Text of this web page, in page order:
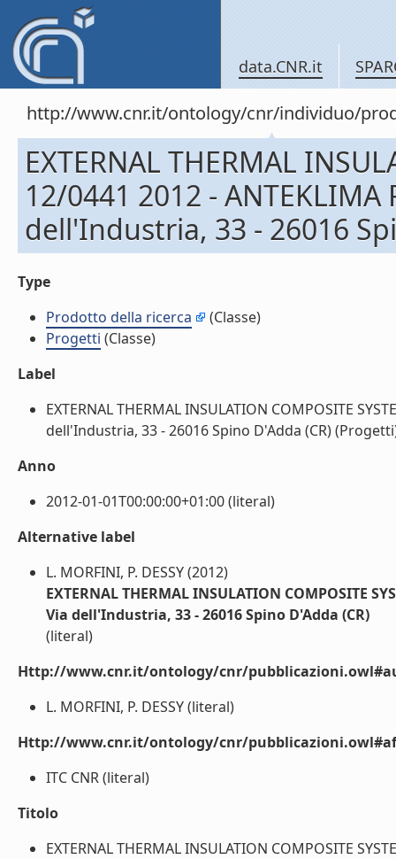
data.CNR.it
http://www.cnr.it/ontology/cnr/individuo/
EXTERNAL THERMAL
12/0441 2012 - ANTEKLIMA
dell'Industria, 33 - 26016
Type
Prodotto della ricerca
(Classe)
Progetti (Classe)
Label
EXTERNAL THERMAL INSULATION COMPOSITE
dell'Industria, 33 - 26016 Spino D'Adda (CR)
Anno
2012-01-01T00:00:00+01:00 (literal)
Alternative label
L. MORFINI, P. DESSY (2012)
EXTERNAL THERMAL INSULATION COMPOSITE
Via dell'Industria, 33 - 26016 Spino D'Adda (CR)
(literal)
Http://www.cnr.it/ontology/cnr/
L. MORFINI, P. DESSY (literal)
Http://www.cnr.it/ontology/cnr/
ITC CNR (literal)
Titolo
EXTERNAL THERMAL INSULATION COMPOSITE